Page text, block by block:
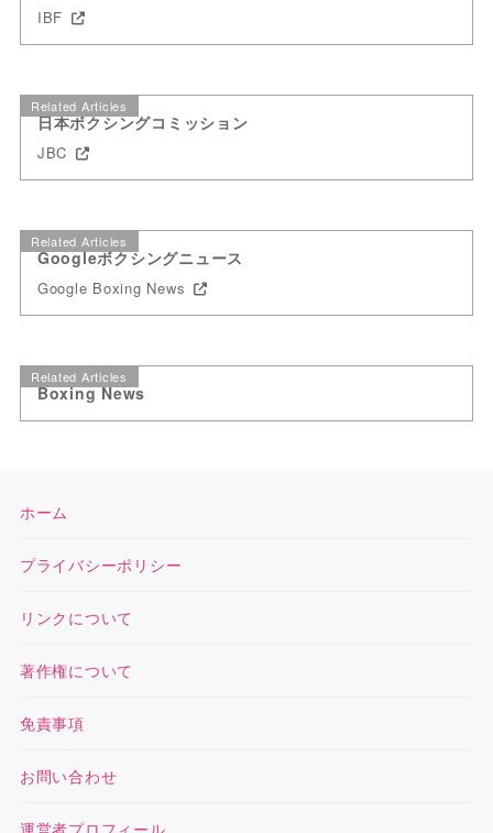
IBF
Related Articles
日本ボクシングコミッション
JBC
Related Articles
Googleボクシングニュース
Google Boxing News
Related Articles
Boxing News
ホーム
プライバシーポリシー
リンクについて
著作権について
免責事項
お問い合わせ
運営者プロフィール